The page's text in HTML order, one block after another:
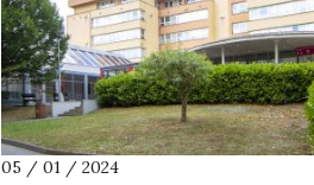
05 / 01 / 2024